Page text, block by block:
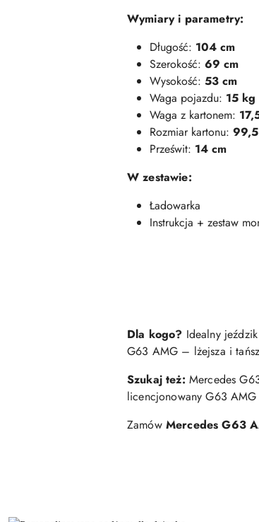
Wymiary i parametry:
Długość: 104 cm
Szerokość: 69 cm
Wysokość: 53 cm
Waga pojazdu: 15 kg
Waga z kartonem:
Rozmiar kartonu:
Prześwit: 14 cm
W zestawie:
Ładowarka
Instrukcja + zestaw
Dla kogo? Idealny
G63 AMG – lżejsza i
Szukaj też: Mercedes
licencjonowany G63 AMG
Zamów Mercedes G63